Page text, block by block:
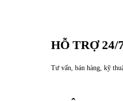
HỖ TRỢ 24/
Tư vấn, bán hàng, kỹ